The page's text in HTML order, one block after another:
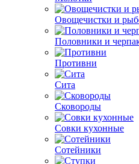
Овощечистки и
Половники и
Противни
Сита
Сковороды
Совки кухонные
Сотейники